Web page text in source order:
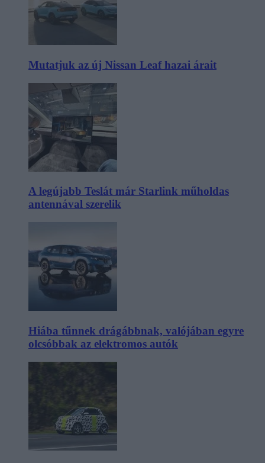
Mutatjuk az új Nissan Leaf hazai árait
A legújabb Teslát már Starlink műholdas
antennával szerelik
Hiába tűnnek drágábbnak, valójában egyre
olcsóbbak az elektromos autók